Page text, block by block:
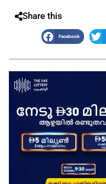
Share this
Facebook